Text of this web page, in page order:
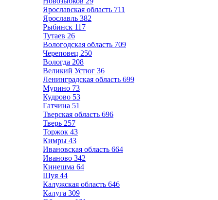
Ярославская область 711
Ярославль 382
Рыбинск 117
Тутаев 26
Вологодская область 709
Череповец 250
Вологда 208
Великий Устюг 36
Ленинградская область 699
Мурино 73
Кудрово 53
Гатчина 51
Тверская область 696
Тверь 257
Торжок 43
Кимры 43
Ивановская область 664
Иваново 342
Кинешма 64
Шуя 44
Калужская область 646
Калуга 309